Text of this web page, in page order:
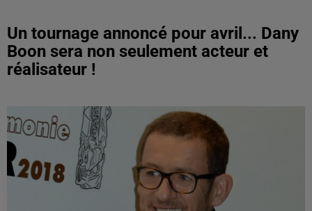
Un tournage annoncé pour avril... Dany
Boon sera non seulement acteur et
réalisateur !